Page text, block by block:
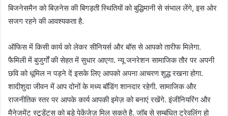
बिजनेसमैन को बिज़नेस की बिगड़ती स्थितियों को बुद्धिमानी से संभाल लेंगे, इस ओर
सजग रहने की आवश्यकता है.
ऑफिस में किसी कार्य को लेकर सीनियर्स और बॉस से आपको तारीफ मिलेगा.
फैमिली में बुजुर्गों की सेहत में सुधार आएगा. न्यू जनरेशन सामाजिक तौर पर अपनी
छवि को धूमिल न पड़ने दें इसके लिए आपको अपना आचरण शुद्ध रखना होगा.
शादीशुदा जीवन में आप दोनों के मध्य बॉडिंग शानदार रहेगी. सामाजिक और
राजनीतिक स्तर पर आपके कार्य आपकी इमेज़ को बनाएं रखेंगे. इंजीनियरिंग और
मैनेजमेंट स्टूडेंट्स को बड़े पेकेंजेज़ मिल सकते है. जॉब से सम्बंधित ट्रेवलिंग हो